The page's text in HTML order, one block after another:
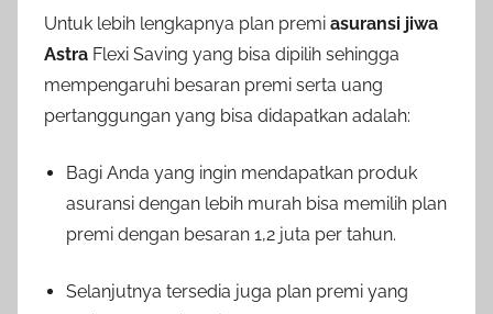
Untuk lebih lengkapnya plan premi asuransi jiwa
Astra Flexi Saving yang bisa dipilih sehingga
mempengaruhi besaran premi serta uang
pertanggungan yang bisa didapatkan adalah:
Bagi Anda yang ingin mendapatkan produk
asuransi dengan lebih murah bisa memilih plan
premi dengan besaran 1,2 juta per tahun.
Selanjutnya tersedia juga plan premi yang